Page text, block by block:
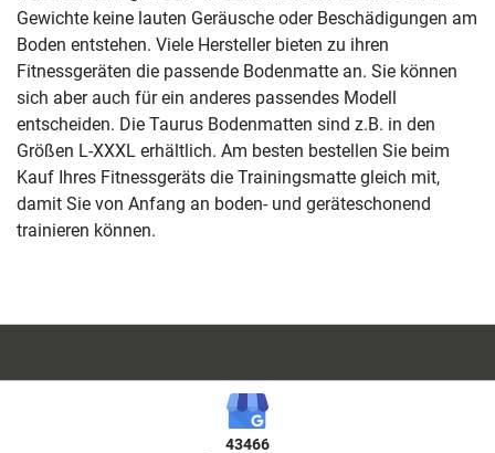
Gewichte keine lauten Geräusche oder Beschädigungen am
Boden entstehen. Viele Hersteller bieten zu ihren
Fitnessgeräten die passende Bodenmatte an. Sie können
sich aber auch für ein anderes passendes Modell
entscheiden. Die Taurus Bodenmatten sind z.B. in den
Größen L-XXXL erhältlich. Am besten bestellen Sie beim
Kauf Ihres Fitnessgeräts die Trainingsmatte gleich mit,
damit Sie von Anfang an boden- und geräteschonend
trainieren können.
43466